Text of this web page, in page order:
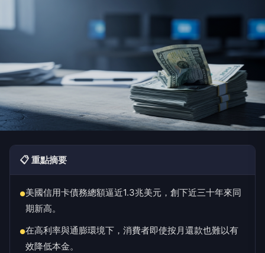
📋 重點摘要
●美國信用卡債務總額逼近1.3兆美元，創下近三十年來同
期新高。
●在高利率與通膨環境下，消費者即使按月還款也難以有
效降低本金。